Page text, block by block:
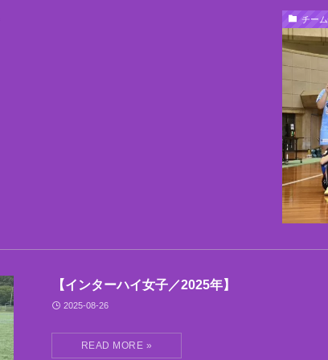
チー
【インターハイ女子／2025年】
2025-08-26